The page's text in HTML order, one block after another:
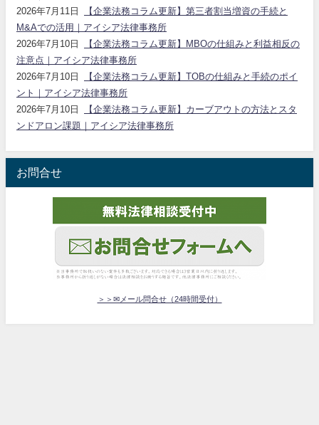
2026年7月11日
【企業法務コラム更新】第三者割当増資の手続と
M&Aでの活用｜アイシア法律事務所
2026年7月10日
【企業法務コラム更新】MBOの仕組みと利益相反の
注意点｜アイシア法律事務所
2026年7月10日
【企業法務コラム更新】TOBの仕組みと手続のポイ
ント｜アイシア法律事務所
2026年7月10日
【企業法務コラム更新】カーブアウトの方法とスタ
ンドアロン課題｜アイシア法律事務所
お問合せ
＞＞✉メール問合せ（24時間受付）